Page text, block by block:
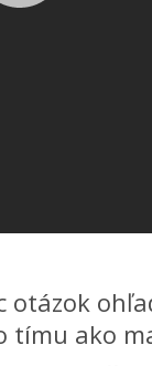
otázok
tímu ako